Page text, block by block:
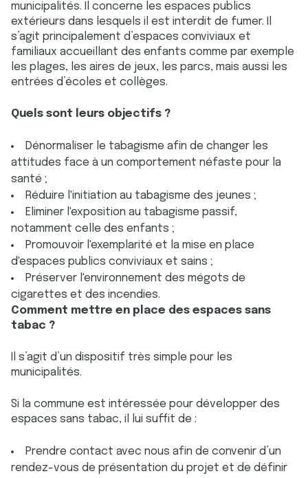
municipalités. Il concerne les espaces publics
extérieurs dans lesquels il est interdit de fumer. Il
s’agit principalement d’espaces conviviaux et
familiaux accueillant des enfants comme par exemple
les plages, les aires de jeux, les parcs, mais aussi les
entrées d’écoles et collèges.
Quels sont leurs objectifs ?
Dénormaliser le tabagisme afin de changer les
attitudes face à un comportement néfaste pour la
santé ;
Réduire l'initiation au tabagisme des jeunes ;
Eliminer l'exposition au tabagisme passif,
notamment celle des enfants ;
Promouvoir l'exemplarité et la mise en place
d'espaces publics conviviaux et sains ;
Préserver l'environnement des mégots de
cigarettes et des incendies.
Comment mettre en place des espaces sans
tabac ?
Il s’agit d’un dispositif très simple pour les
municipalités.
Si la commune est intéressée pour développer des
espaces sans tabac, il lui suffit de :
Prendre contact avec nous afin de convenir d’un
rendez-vous de présentation du projet et de définir